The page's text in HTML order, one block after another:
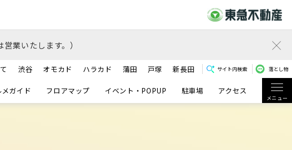
業いたします。）
渋谷 オモカド ハラカド 蒲田 戸塚 新長田 サイト内検索 落とし物
ガイド フロアマップ イベント・POPUP 駐車場 アクセス
メニュー